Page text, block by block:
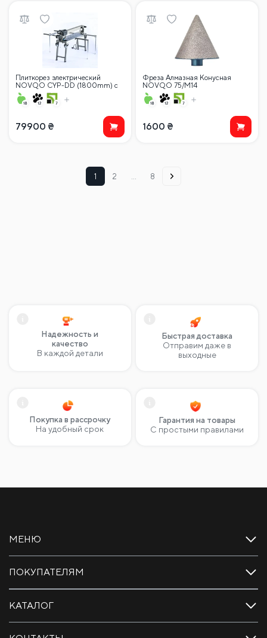
Плиткорез электрический
NOVQO CYP-DD (1800mm) с
автоматикой
79900 ₴
Фреза Алмазная Конусная
NOVQO 75/M14
1600 ₴
1 2 8
Надежность и
качество
В каждой детали
Быстрая доставка
Отправим даже в
выходные
Покупка в рассрочку
На удобный срок
Гарантия на товары
С простыми правилами
КАТАЛОГ
ПОКУПАТЕЛЯМ
МЕНЮ